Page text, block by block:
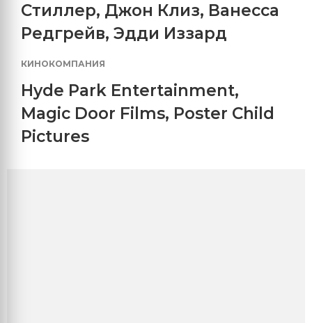
Стиллер, Джон Клиз, Ванесса
Редгрейв, Эдди Иззард
КИНОКОМПАНИЯ
Hyde Park Entertainment,
Magic Door Films, Poster Child
Pictures